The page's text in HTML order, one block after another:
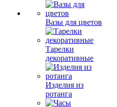
Вазы для цветов
Тарелки
декоративные
Изделия из
ротанга